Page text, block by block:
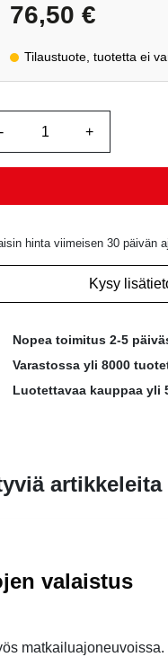
76,50 €
Tilaustuote, tuotetta ei
hinta viimeisen 30 päivän
Kysy
Nopea toimitus 2-5
Varastossa yli 8000
Luotettavaa kauppaa yli
artikkeleita
valaistus